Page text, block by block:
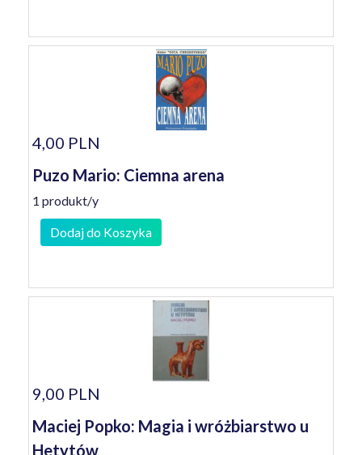
4,00 PLN
Puzo Mario: Ciemna arena
1 produkt/y
Dodaj do Koszyka
9,00 PLN
Maciej Popko: Magia i wróżbiarstwo u
Hetytów